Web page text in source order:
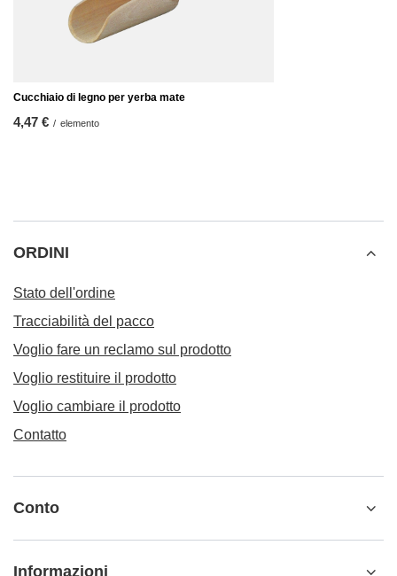
Cucchiaio di legno per yerba mate
4,47 € / elemento
ORDINI
Stato dell'ordine
Tracciabilità del pacco
Voglio fare un reclamo sul prodotto
Voglio restituire il prodotto
Voglio cambiare il prodotto
Contatto
Conto
Informazioni